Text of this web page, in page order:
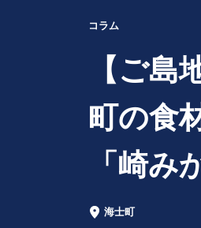
コラム
【ご島
町の食
「崎み
エ 海士町